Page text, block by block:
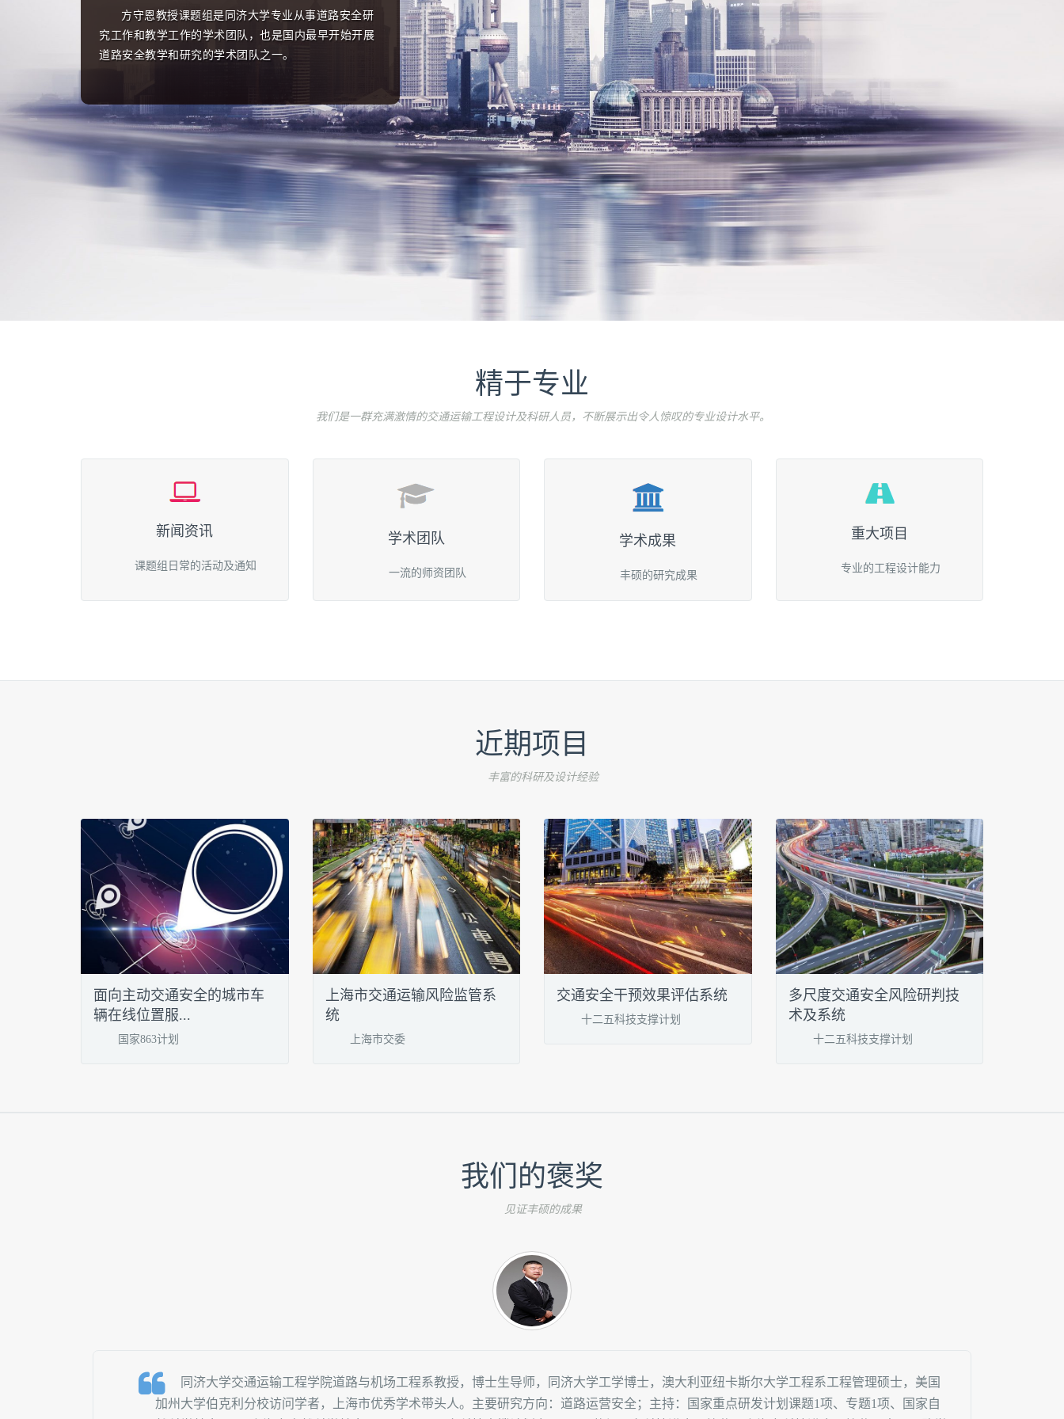
方守恩教授课题组是同济大学专业从事道路安全研
究工作和教学工作的学术团队，也是国内最早开始开展
道路安全教学和研究的学术团队之一。
精于专业
我们是一群充满激情的交通运输工程设计及科研人员，不断展示出令人惊叹的专业设计水平。
新闻资讯
课题组日常的活动及通知
学术团队
一流的师资团队
学术成果
丰硕的研究成果
重大项目
专业的工程设计能力
近期项目
丰富的科研及设计经验
面向主动交通安全的城市车
辆在线位置服...
国家863计划
上海市交通运输风险监管系
统
上海市交委
交通安全干预效果评估系统
十二五科技支撑计划
多尺度交通安全风险研判技
术及系统
十二五科技支撑计划
我们的褒奖
见证丰硕的成果
同济大学交通运输工程学院道路与机场工程系教授，博士生导师，同济大学工学博士，澳大利亚纽卡斯尔大学工程系工程管理硕士，美国
加州大学伯克利分校访问学者，上海市优秀学术带头人。主要研究方向：道路运营安全；主持：国家重点研发计划课题1项、专题1项、国家自